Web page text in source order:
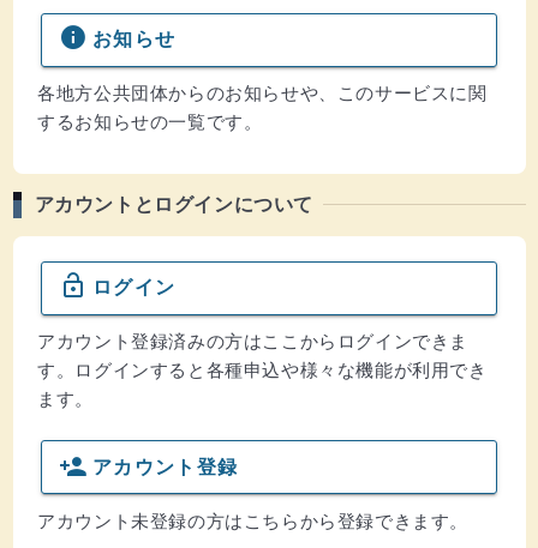
info お知らせ
各地方公共団体からのお知らせや、このサービスに関
するお知らせの一覧です。
アカウントとログインについて
lock_open ログイン
アカウント登録済みの方はここからログインできま
す。ログインすると各種申込や様々な機能が利用でき
ます。
person_add アカウント登録
アカウント未登録の方はこちらから登録できます。